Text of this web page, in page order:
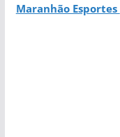
Maranhão Esportes